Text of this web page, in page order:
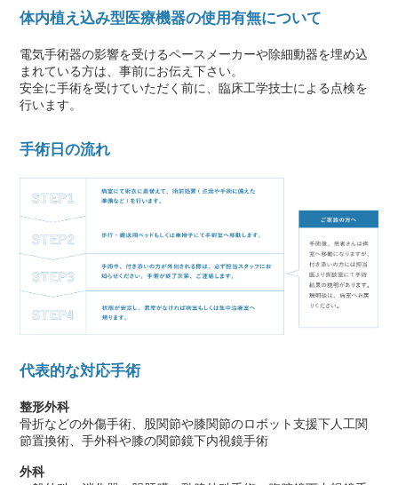
体内植え込み型医療機器の使用有無について
電気手術器の影響を受けるペースメーカーや除細動器を埋め込
まれている方は、事前にお伝え下さい。
安全に手術を受けていただく前に、臨床工学技士による点検を
行います。
手術日の流れ
代表的な対応手術
整形外科
骨折などの外傷手術、股関節や膝関節のロボット支援下人工関
節置換術、手外科や膝の関節鏡下内視鏡手術
外科